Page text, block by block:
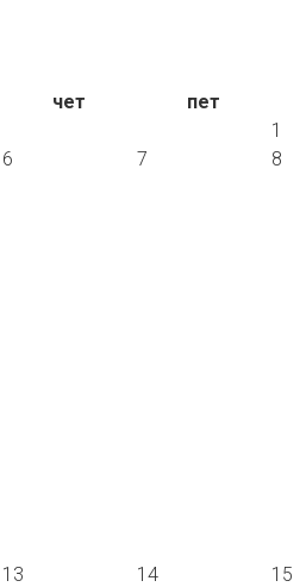
чет
пет
1
6 7 8
13 14 15